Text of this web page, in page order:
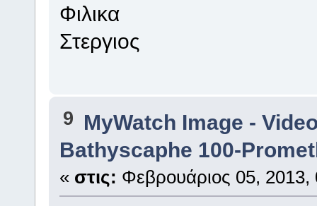
Φιλικα
Στεργιος
9 MyWatch Ιmage -
Bathyscaphe 100-
« στις: Φεβρουάριος 05,